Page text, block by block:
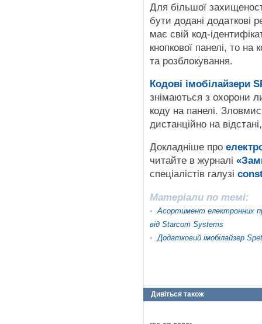
Для більшої
бути додані додаткові
має свій код-
кнопкової панелі, то на
та розблокування.
Кодові імобілайзери
знімаються з охорони
коду на панелі.
дистанційно на
Докладніше про
читайте в журналі
спеціалістів галузі
Матеріали по темі:
• Асортимент електронних
від Starcom Systems
• Додатковий імобілайзер
Дивіться також